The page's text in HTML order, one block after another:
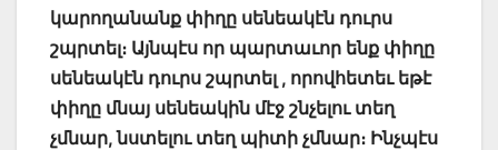
կարողանանք փիղը սենեակէն դուրս
շպրտել։ Այնպէս որ պարտաւոր ենք փիղը
սենեակէն դուրս շպրտել , որովհետեւ եթէ
փիղը մնայ սենեակին մէջ շնչելու տեղ
չմնար, նստելու տեղ պիտի չմնար։ Ինչպէս